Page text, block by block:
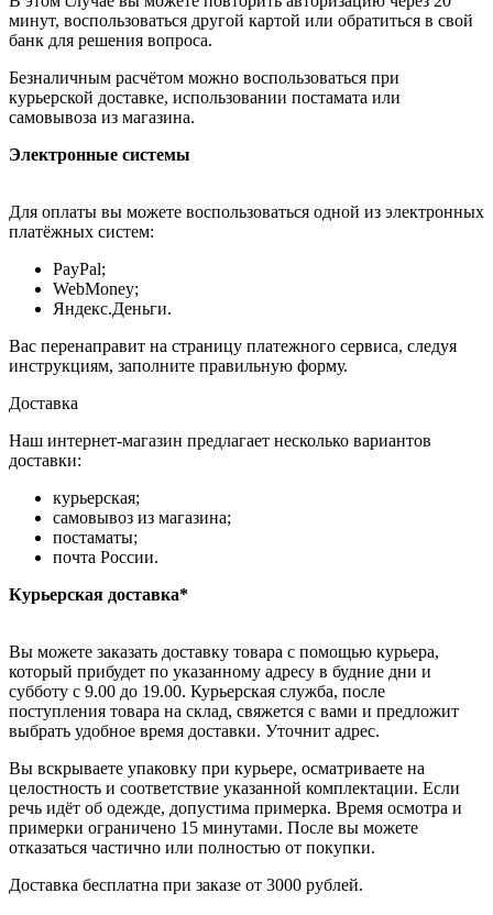
минут, воспользоваться другой картой или обратиться в свой
банк для решения вопроса.
Безналичным расчётом можно воспользоваться при
курьерской доставке, использовании постамата или
самовывоза из магазина.
Электронные системы
Для оплаты вы можете воспользоваться одной из электронных
платёжных систем:
PayPal;
WebMoney;
Яндекс.Деньги.
Вас перенаправит на страницу платежного сервиса, следуя
инструкциям, заполните правильную форму.
Доставка
Наш интернет-магазин предлагает несколько вариантов
доставки:
курьерская;
самовывоз из магазина;
постаматы;
почта России.
Курьерская доставка*
Вы можете заказать доставку товара с помощью курьера,
который прибудет по указанному адресу в будние дни и
субботу с 9.00 до 19.00. Курьерская служба, после
поступления товара на склад, свяжется с вами и предложит
выбрать удобное время доставки. Уточнит адрес.
Вы вскрываете упаковку при курьере, осматриваете на
целостность и соответствие указанной комплектации. Если
речь идёт об одежде, допустима примерка. Время осмотра и
примерки ограничено 15 минутами. После вы можете
отказаться частично или полностью от покупки.
Доставка бесплатна при заказе от 3000 рублей.